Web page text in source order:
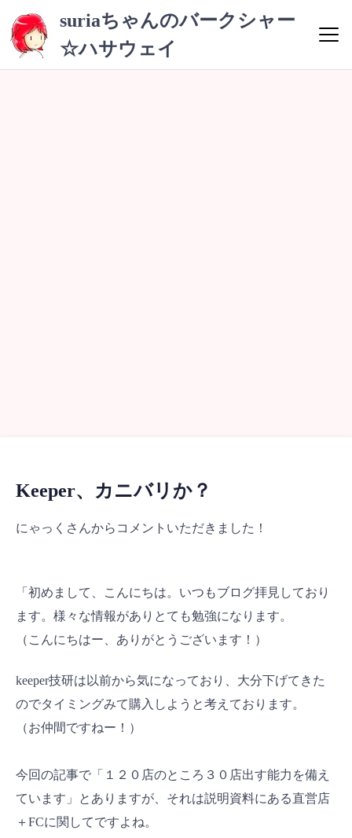
テ
suriaちゃんのバークシャー
☆ハサウェイ
Keeper、カニバリか？
にゃっくさんからコメントいただきました！
「初めまして、こんにちは。いつもブログ拝見しており
ます。様々な情報がありとても勉強になります。
（こんにちはー、ありがとうございます！）
keeper技研は以前から気になっており、大分下げてきた
のでタイミングみて購入しようと考えております。
（お仲間ですねー！）
今回の記事で「１２０店のところ３０店出す能力を備え
ています」とありますが、それは説明資料にある直営店
＋FCに関してですよね。